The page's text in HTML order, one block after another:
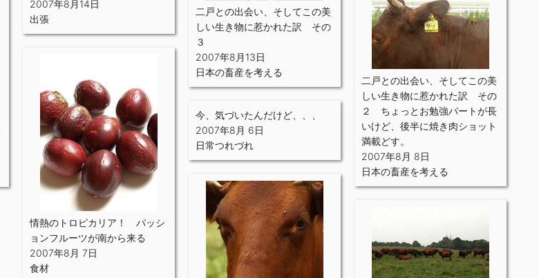
2007年8月14日
出張
二戸との出会い、そしてこの美
しい生き物に惹かれた訳 その
３
2007年8月13日
日本の畜産を考える
二戸との出会い、そしてこの美
しい生き物に惹かれた訳 その
２ ちょっとお勉強パートが長
いけど、後半に焼き肉ショット
満載どす。
2007年8月 8日
日本の畜産を考える
情熱のトロピカリア！ パッシ
ョンフルーツが南から来る
2007年8月 7日
食材
今、気づいたんだけど、、、
2007年8月 6日
日常つれづれ